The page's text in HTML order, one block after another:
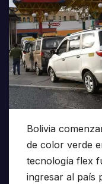
Bolivia
de color verde
tecnología flex
ingresar al país